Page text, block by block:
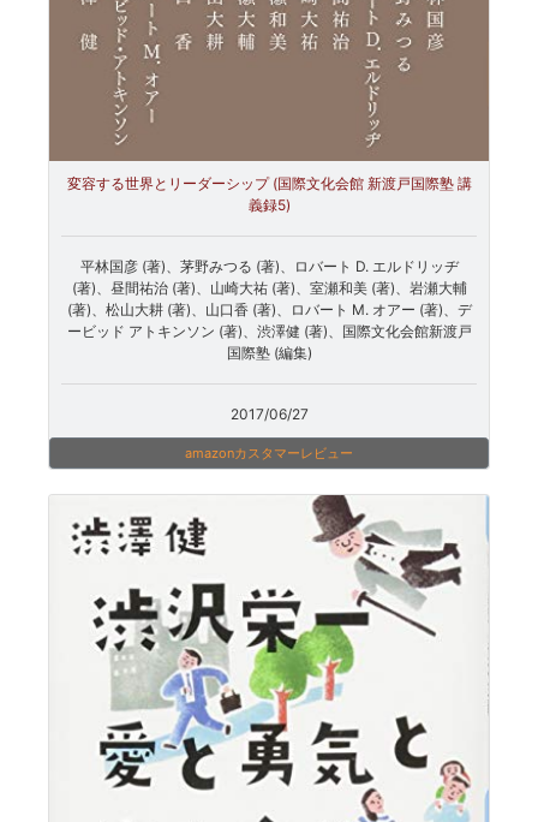
変容する世界とリーダーシップ (国際文化会館 新渡戸国際塾 講
義録5)
平林国彦 (著)、茅野みつる (著)、ロバート D. エルドリッヂ
(著)、昼間祐治 (著)、山崎大祐 (著)、室瀬和美 (著)、岩瀬大輔
(著)、松山大耕 (著)、山口香 (著)、ロバート M. オアー (著)、デ
ービッド アトキンソン (著)、渋澤健 (著)、国際文化会館新渡戸
国際塾 (編集)
2017/06/27
amazonカスタマーレビュー